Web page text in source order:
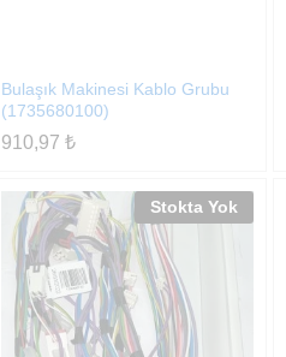
Bulaşık Makinesi Kablo Grubu
(1735680100)
910,97 ₺
Stokta Yok